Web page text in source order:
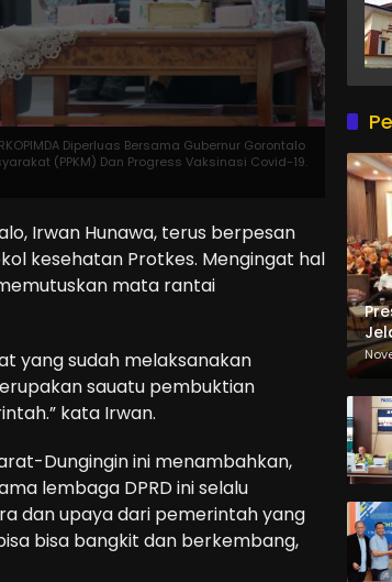
Diperluas Bersama Gubernur Gorontalo
(PPKM) Dan Progress Vaksinasi Covid-19.
Irwan Hunawa, terus berpesan
kesehatan Protkes. Mengingat hal
mata rantai
yang sudah melaksanakan
sauatu pembuktian
kata Irwan.
Dungingin ini menambahkan,
lembaga DPRD ini selalu
dan upaya dari pemerintah yang
bisa bangkit dan berkembang,